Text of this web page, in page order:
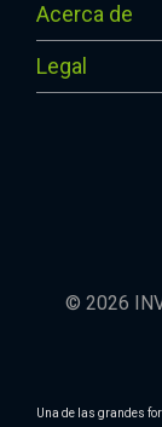
Acerca de
Legal
© 2026
Una de las grandes